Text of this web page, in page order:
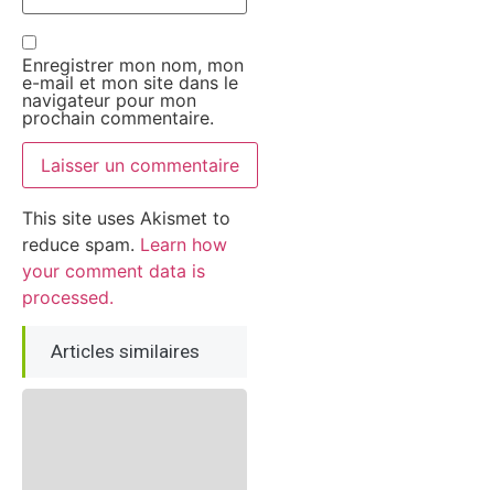
Enregistrer mon nom, mon
e-mail et mon site dans le
navigateur pour mon
prochain commentaire.
This site uses Akismet to
reduce spam. Learn how
your comment data is
processed.
Articles similaires